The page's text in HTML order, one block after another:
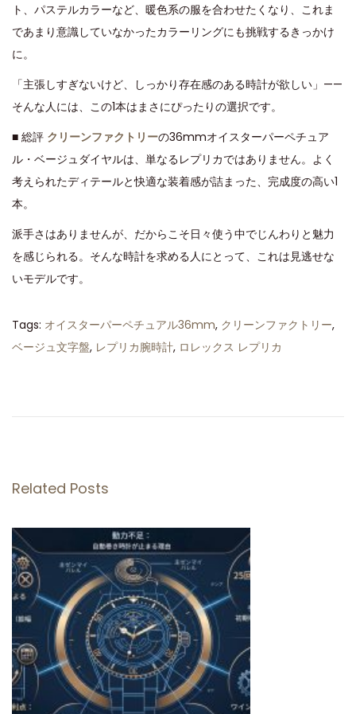
ト、パステルカラーなど、暖色系の服を合わせたくなり、これま
であまり意識していなかったカラーリングにも挑戦するきっかけ
に。
「主張しすぎないけど、しっかり存在感のある時計が欲しい」——
そんな人には、この1本はまさにぴったりの選択です。
■ 総評 クリーンファクトリーの36mmオイスターパーペチュア
ル・ベージュダイヤルは、単なるレプリカではありません。よく
考えられたディテールと快適な装着感が詰まった、完成度の高い1
本。
派手さはありませんが、だからこそ日々使う中でじんわりと魅力
を感じられる。そんな時計を求める人にとって、これは見逃せな
いモデルです。
Tags: オイスターパーペチュアル36mm, クリーンファクトリー,
ベージュ文字盤, レプリカ腕時計, ロレックス レプリカ
シ
ド
ゥ
エ
ラ
ー
レ
プ
リ
カ
Related Posts